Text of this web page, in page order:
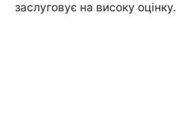
заслуговує на високу оцінку.